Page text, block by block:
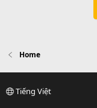
:
Home
Tiếng Việt